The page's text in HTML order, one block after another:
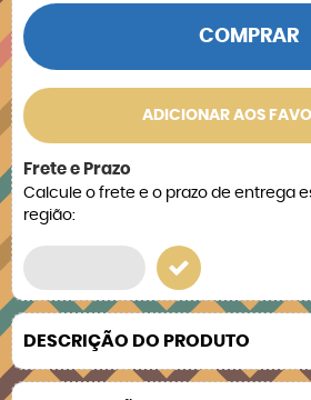
COMPRAR
ADICIONAR AOS
Frete e Prazo
Calcule o frete e o prazo de entrega
região:
DESCRIÇÃO DO PRODUTO